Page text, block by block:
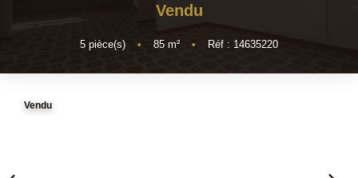
NOTRE EQUIPE
Vendu
5 pièce(s) • 85 m² • Réf : 14635220
Vendu